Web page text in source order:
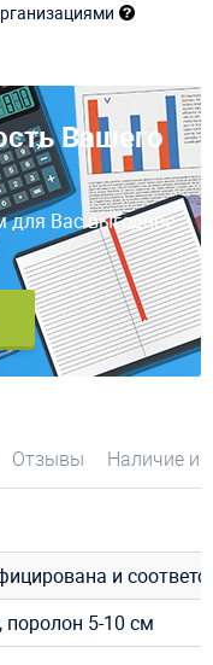
Вашего
для Вас выгодное
Отзывы Наличие и
и
поролон 5-10 см